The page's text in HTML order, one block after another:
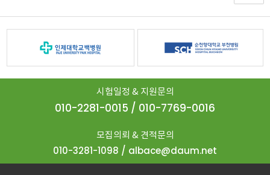
시험일정 & 지원문의
010-2281-0015 / 010-7769-0016
모집의뢰 & 견적문의
010-3281-1098 / albace@daum.net